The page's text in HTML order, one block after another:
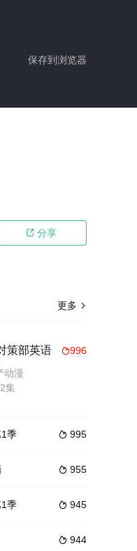
保存到浏览器
 分享
更多 
996
策部英语
动漫
集
 995
季
 955
 945
季
 944